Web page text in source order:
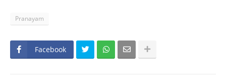
Pranayam
Facebook